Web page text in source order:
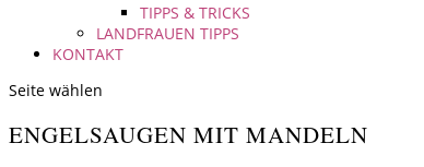
TIPPS & TRICKS
LANDFRAUEN TIPPS
KONTAKT
Seite wählen
ENGELSAUGEN MIT MANDELN